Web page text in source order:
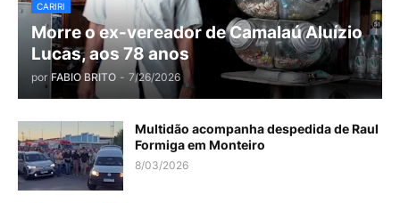
CARIRI
Morre o ex-vereador de Camalaú Aluízio
Lucas, aos 78 anos
por FABIO BRITO - 7/26/2026
Multidão acompanha despedida de Raul
Formiga em Monteiro
8/03/2026